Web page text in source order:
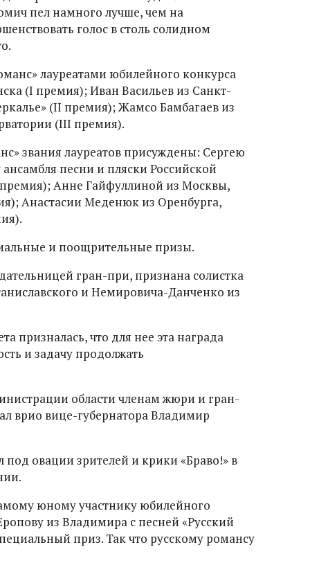
пел намного лучше, чем на
голос в столь солидном
лауреатами юбилейного конкурса
(I премия); Иван Васильев из Санкт-
(II премия); Жамсо Бамбагаев из
(III премия).
звания лауреатов присуждены: Сергею
песни и пляски Российской
Анне Гайфуллиной из Москвы,
Анастасии Меденюк из Оренбурга,
и поощрительные призы.
гран-при, признана солистка
и Немировича-Данченко из
призналась, что для нее эта награда
и задачу продолжать
области членам жюри и гран-
врио вице-губернатора Владимир
овации зрителей и крики «Браво!» в
юному участнику юбилейного
из Владимира с песней «Русский
приз. Так что русскому романсу